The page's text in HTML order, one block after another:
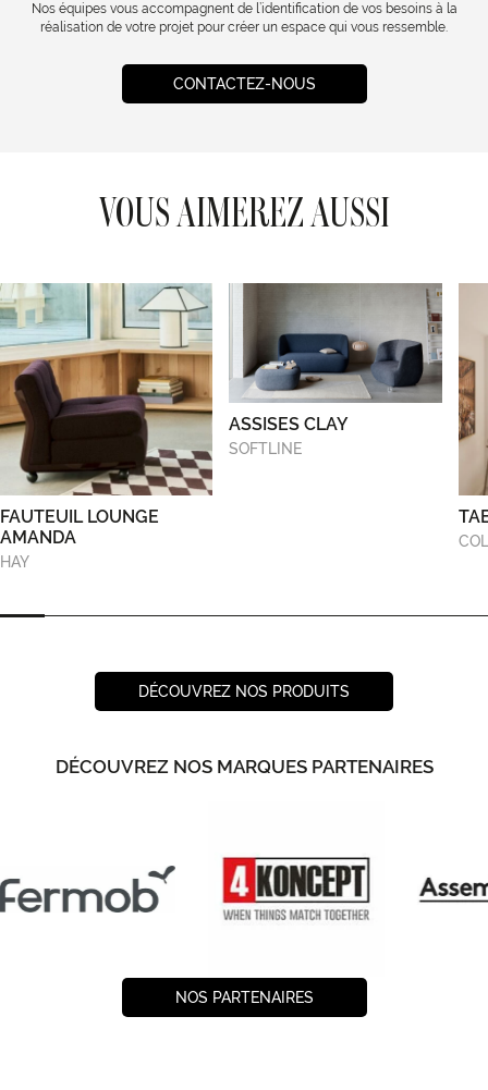
Nos équipes vous accompagnent de l’identification de vos besoins à la
réalisation de votre projet pour créer un espace qui vous ressemble.
CONTACTEZ-NOUS
VOUS AIMEREZ AUSSI
FAUTEUIL LOUNGE
AMANDA
HAY
ASSISES CLAY
SOFTLINE
DÉCOUVREZ NOS PRODUITS
DÉCOUVREZ NOS MARQUES PARTENAIRES
NOS PARTENAIRES